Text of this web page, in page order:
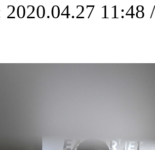
2020.04.27 11:48